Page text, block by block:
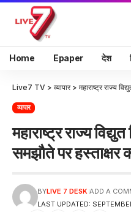
Home Epaper देश
Live7 TV > व्यापार> महाराष्ट्र राज्य
व्यापार
महाराष्ट्र राज्य
समझौते पर हस्ताक्षर
LAST UPDATED:
BYLIVE 7 DESK ADD A